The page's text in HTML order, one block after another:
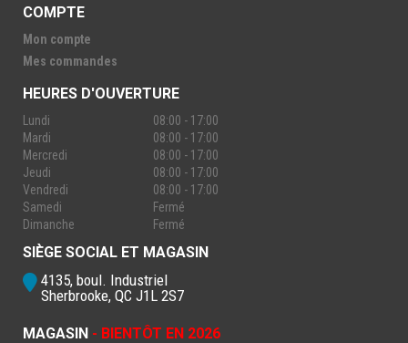
COMPTE
Mon compte
Mes commandes
HEURES D'OUVERTURE
Lundi
08:00 - 17:00
Mardi
08:00 - 17:00
Mercredi
08:00 - 17:00
Jeudi
08:00 - 17:00
Vendredi
08:00 - 17:00
Samedi
Fermé
Dimanche
Fermé
SIÈGE SOCIAL ET MAGASIN
4135, boul. Industriel
Sherbrooke, QC J1L 2S7
MAGASIN - BIENTÔT EN 2026